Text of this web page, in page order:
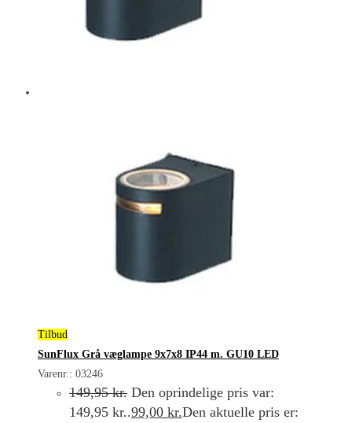
Tilbud
SunFlux Grå væglampe 9x7x8 IP44 m. GU10 LED
Varenr.: 03246
149,95kr. Den oprindelige pris var:
149,95 kr..99,00 kr.Den aktuelle pris er: